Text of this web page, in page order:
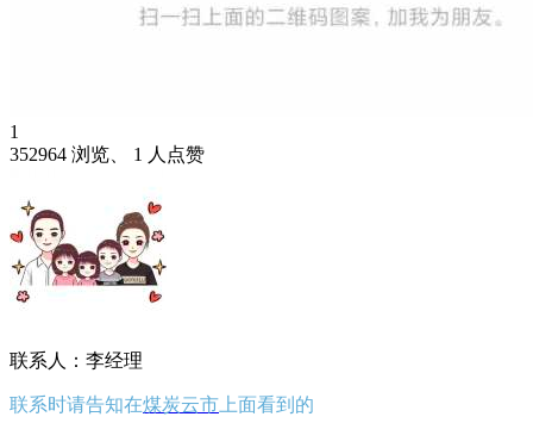
1
352964 浏览、 1 人点赞
联系人：李经理
联系时请告知在煤炭云市 上面看到的